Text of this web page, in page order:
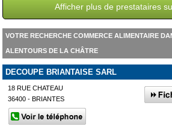
Afficher plus de prestataires
VOTRE RECHERCHE COMMERCE ALIMENTAIRE
ALENTOURS DE LA CHÂTRE
DECOUPE BRIANTAISE SARL
18 RUE CHATEAU
36400 - BRIANTES